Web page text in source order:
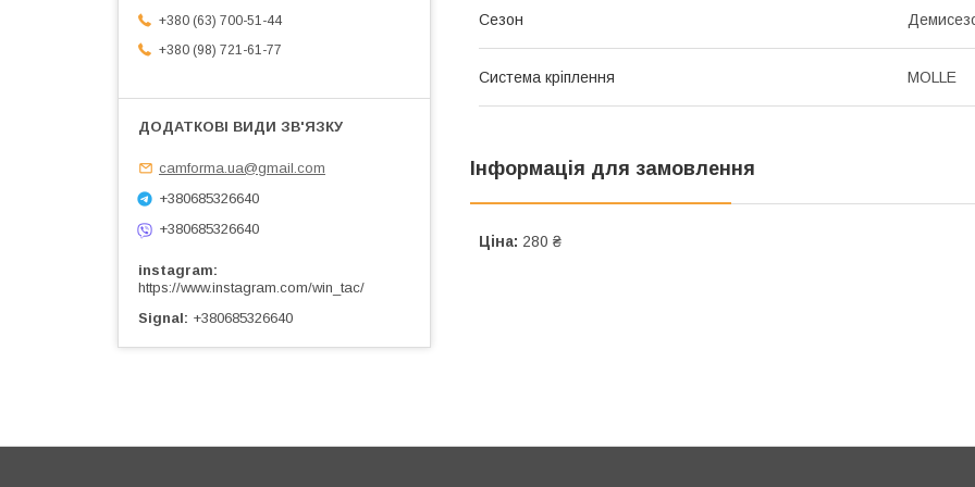
Сезон
Система кріплення MOLLE
Інформація для замовлення
Ціна: 280 ₴
+380 (63) 700-51-44
+380 (98) 721-61-77
camforma.ua@gmail.com
+380685326640
+380685326640
instagram
https://www.instagram.com/win_tac/
Signal
+380685326640